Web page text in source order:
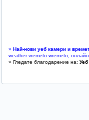
» Най-нови уеб камери и
weather vremeto wremeto, онлайн
» Гледате благодарение на: